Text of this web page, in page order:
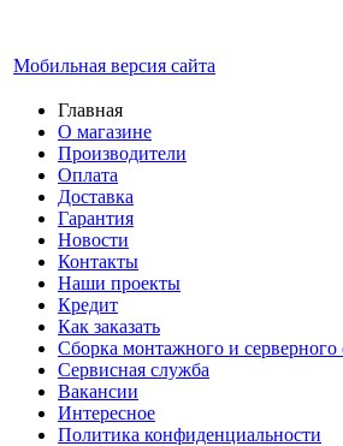
Мобильная версия сайта
Главная
О магазине
Производители
Оплата
Доставка
Гарантия
Новости
Контакты
Наши проекты
Кредит
Как заказать
Сборка монтажного и серверного
Сервисная служба
Вакансии
Интересное
Политика конфиденциальности